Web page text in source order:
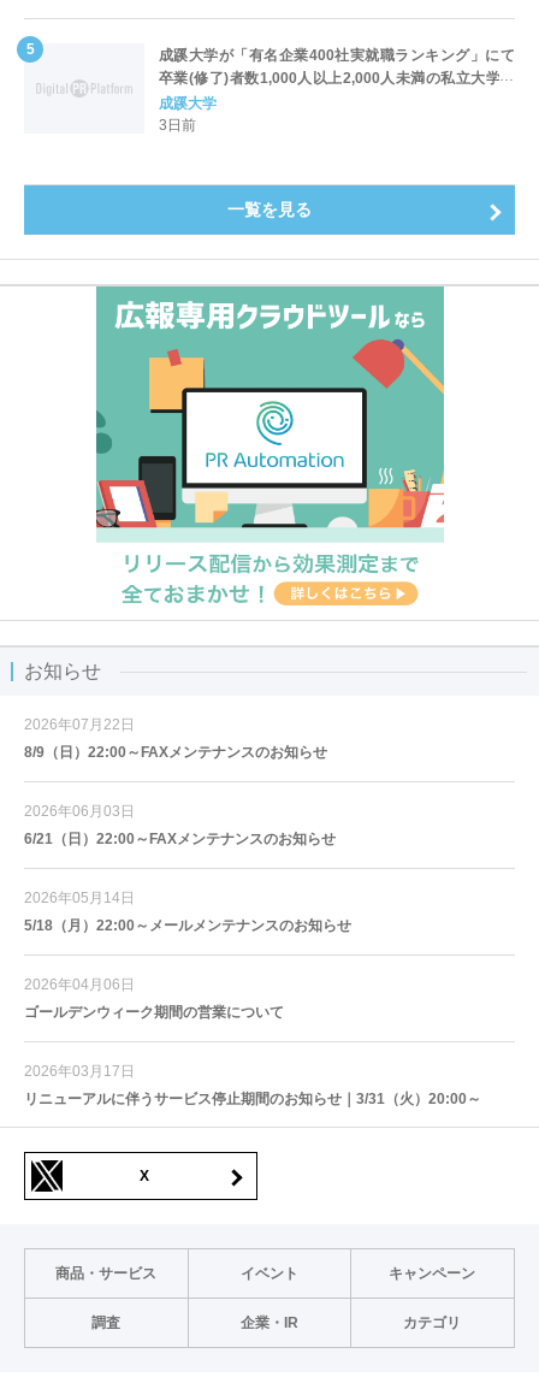
成蹊大学が「有名企業400社実就職ランキング」にて
卒業(修了)者数1,000人以上2,000人未満の私立大学で
全国第1位を獲得！～実就職率は26.5%（前年比＋
4.3pt）に伸長、東京の私立大学でも10位にランクイン
成蹊大学
3日前
一覧を見る
お知らせ
2026年07月22日
8/9（日）22:00～FAXメンテナンスのお知らせ
2026年06月03日
6/21（日）22:00～FAXメンテナンスのお知らせ
2026年05月14日
5/18（月）22:00～メールメンテナンスのお知らせ
2026年04月06日
ゴールデンウィーク期間の営業について
2026年03月17日
リニューアルに伴うサービス停止期間のお知らせ｜3/31（火）20:00～
X
商品・サービス イベント キャンペーン
調査 企業・IR カテゴリ